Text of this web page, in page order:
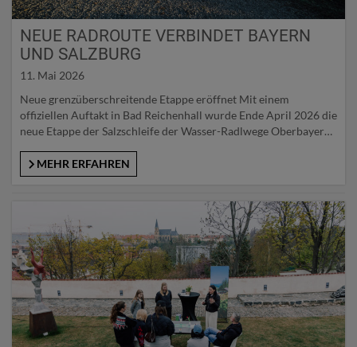
NEUE RADROUTE VERBINDET BAYERN
UND SALZBURG
11. Mai 2026
Neue grenzüberschreitende Etappe eröffnet Mit einem
offiziellen Auftakt in Bad Reichenhall wurde Ende April 2026 die
neue Etappe der Salzschleife der Wasser-Radlwege Oberbayern
Politik und den beteiligten Regionen stellten die neue Route vor,
die ab sofort Bad Reichenhall, den Berchtesgadener Talkessel,
MEHR ERFAHREN